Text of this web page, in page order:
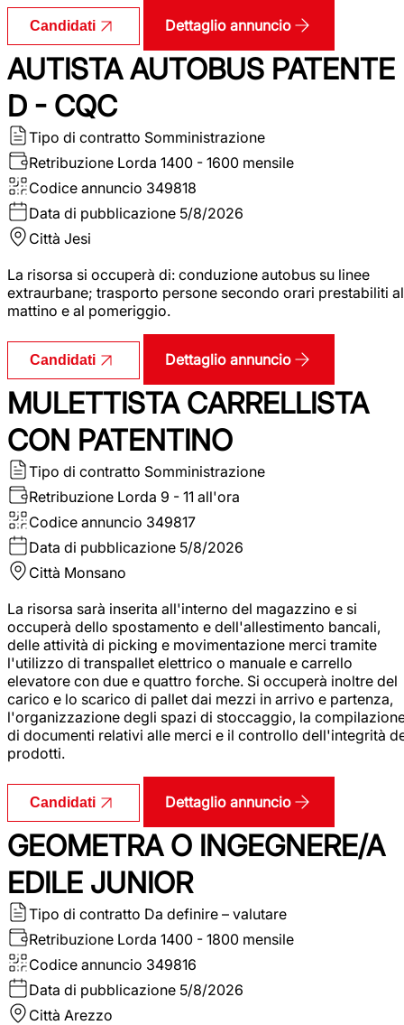
Candidati Dettaglio annuncio
AUTISTA AUTOBUS PATENTE
D - CQC
Tipo di contratto Somministrazione
Retribuzione Lorda 1400 - 1600 mensile
Codice annuncio 349818
Data di pubblicazione 5/8/2026
Città Jesi
La risorsa si occuperà di: conduzione autobus su linee
extraurbane; trasporto persone secondo orari prestabiliti al
mattino e al pomeriggio.
Candidati Dettaglio annuncio
MULETTISTA CARRELLISTA
CON PATENTINO
Tipo di contratto Somministrazione
Retribuzione Lorda 9 - 11 all'ora
Codice annuncio 349817
Data di pubblicazione 5/8/2026
Città Monsano
La risorsa sarà inserita all'interno del magazzino e si
occuperà dello spostamento e dell'allestimento bancali,
delle attività di picking e movimentazione merci tramite
l'utilizzo di transpallet elettrico o manuale e carrello
elevatore con due e quattro forche. Si occuperà inoltre del
carico e lo scarico di pallet dai mezzi in arrivo e partenza,
l'organizzazione degli spazi di stoccaggio, la
di documenti relativi alle merci e il controllo dell'integrità
prodotti.
Candidati Dettaglio annuncio
GEOMETRA O INGEGNERE/A
EDILE JUNIOR
Tipo di contratto Da definire – valutare
Retribuzione Lorda 1400 - 1800 mensile
Codice annuncio 349816
Data di pubblicazione 5/8/2026
Città Arezzo